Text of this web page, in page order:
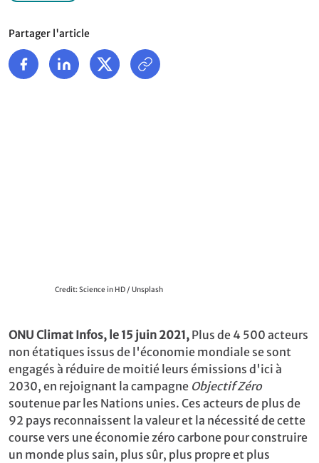
Partager l'article
Credit: Science in HD / Unsplash
ONU Climat Infos, le 15 juin 2021, Plus de 4 500 acteurs
non étatiques issus de l'économie mondiale se sont
engagés à réduire de moitié leurs émissions d'ici à
2030, en rejoignant la campagne Objectif Zéro
soutenue par les Nations unies. Ces acteurs de plus de
92 pays reconnaissent la valeur et la nécessité de cette
course vers une économie zéro carbone pour construire
un monde plus sain, plus sûr, plus propre et plus